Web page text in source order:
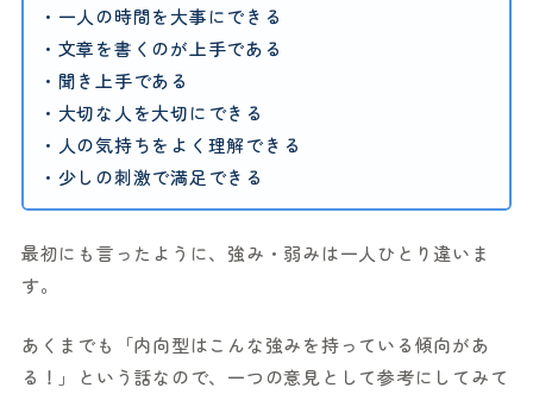
・一人の時間を大事にできる
・文章を書くのが上手である
・聞き上手である
・大切な人を大切にできる
・人の気持ちをよく理解できる
・少しの刺激で満足できる
最初にも言ったように、強み・弱みは一人ひとり違いま
す。
あくまでも「内向型はこんな強みを持っている傾向があ
る！」という話なので、一つの意見として参考にしてみて